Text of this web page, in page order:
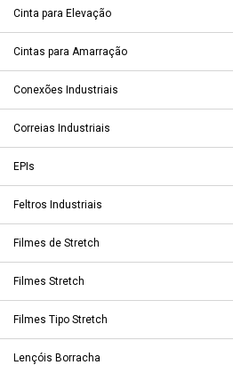
Cinta para Elevação
Cintas para Amarração
Conexões Industriais
Correias Industriais
EPIs
Feltros Industriais
Filmes de Stretch
Filmes Stretch
Filmes Tipo Stretch
Lençóis Borracha